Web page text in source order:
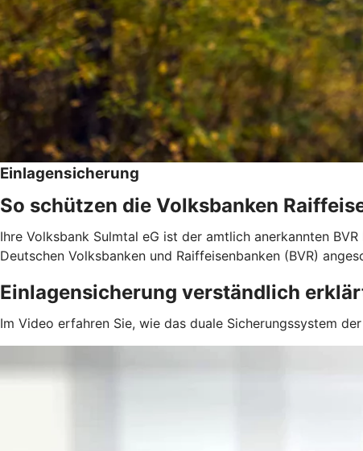
Einlagensicherung
So schützen die Volksbanken
Ihre Volksbank Sulmtal eG ist der amtlich anerkannten
Deutschen Volksbanken und Raiffeisenbanken (BVR)
Einlagensicherung verständlich
Im Video erfahren Sie, wie das duale Sicherungssystem